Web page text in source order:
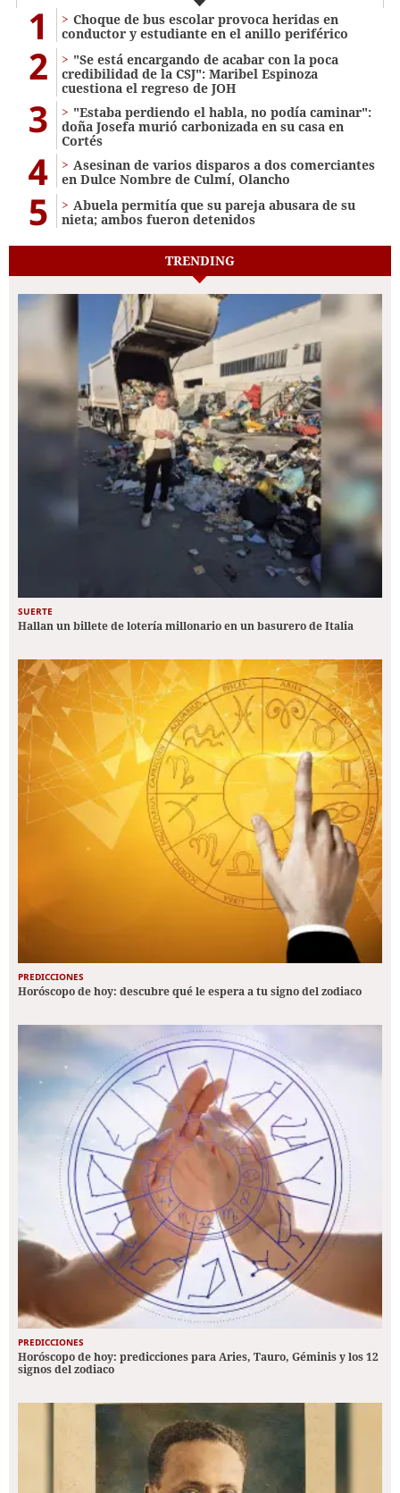
1
Choque de bus escolar provoca heridas en
conductor y estudiante en el anillo periférico
2
"Se está encargando de acabar con la poca
credibilidad de la CSJ": Maribel Espinoza
cuestiona el regreso de JOH
3
"Estaba perdiendo el habla, no podía caminar":
doña Josefa murió carbonizada en su casa en
Cortés
4
Asesinan de varios disparos a dos comerciantes
en Dulce Nombre de Culmí, Olancho
5
Abuela permitía que su pareja abusara de su
nieta; ambos fueron detenidos
TRENDING
SUERTE
Hallan un billete de lotería millonario en un basurero de Italia
PREDICCIONES
Horóscopo de hoy: descubre qué le espera a tu signo del zodiaco
PREDICCIONES
Horóscopo de hoy: predicciones para Aries, Tauro, Géminis y los 12
signos del zodiaco